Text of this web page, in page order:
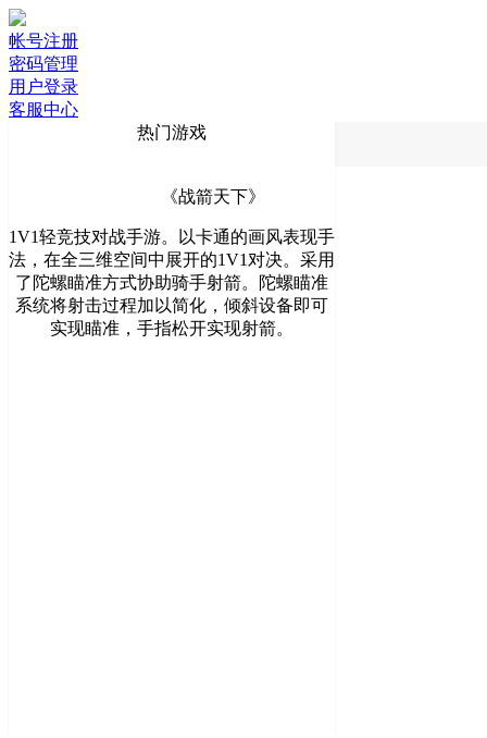
帐号注册
密码管理
用户登录
客服中心
热门游戏
《战箭天下》
1V1轻竞技对战手游。以卡通的画风表现手
法，在全三维空间中展开的1V1对决。采用
了陀螺瞄准方式协助骑手射箭。陀螺瞄准
系统将射击过程加以简化，倾斜设备即可
实现瞄准，手指松开实现射箭。